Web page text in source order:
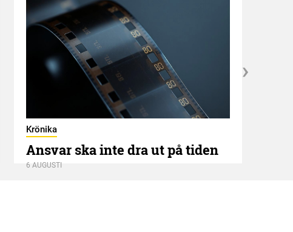
Krönika
Ansvar ska inte dra ut på tiden
6 AUGUSTI